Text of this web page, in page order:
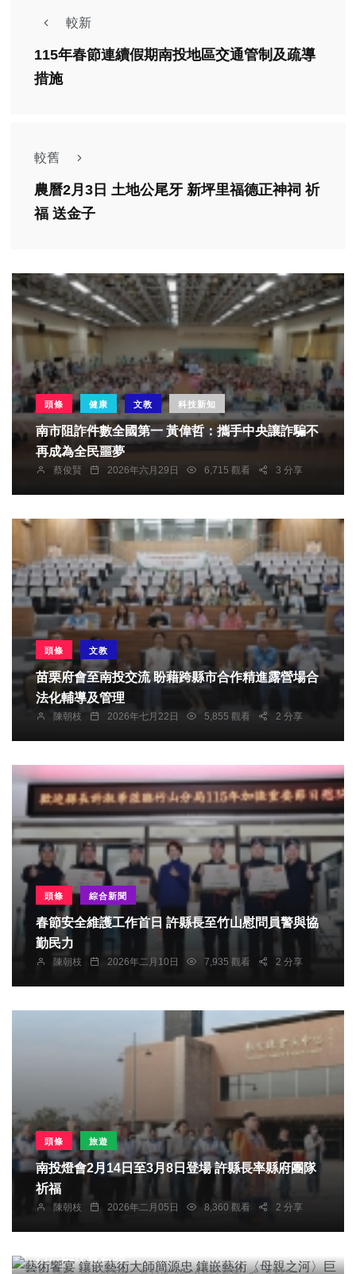
較新
115年春節連續假期南投地區交通管制及疏導
措施
較舊
農曆2月3日 土地公尾牙 新坪里福德正神祠 祈
福 送金子
頭條 健康 文教 科技新知
南市阻詐件數全國第一 黃偉哲：攜手中央讓詐騙不
再成為全民噩夢
蔡俊賢 2026年六月29日 6,715 觀看 3 分享
頭條 文教
苗栗府會至南投交流 盼藉跨縣市合作精進露營場合
法化輔導及管理
陳朝枝 2026年七月22日 5,855 觀看 2 分享
頭條 綜合新聞
春節安全維護工作首日 許縣長至竹山慰問員警與協
勤民力
陳朝枝 2026年二月10日 7,935 觀看 2 分享
頭條 旅遊
南投燈會2月14日至3月8日登場 許縣長率縣府團隊
祈福
陳朝枝 2026年二月05日 8,360 觀看 2 分享
頭條 綜合新聞 文教
藝術饗宴 鑲嵌藝術大師簡源忠 鑲嵌藝術〈母親之